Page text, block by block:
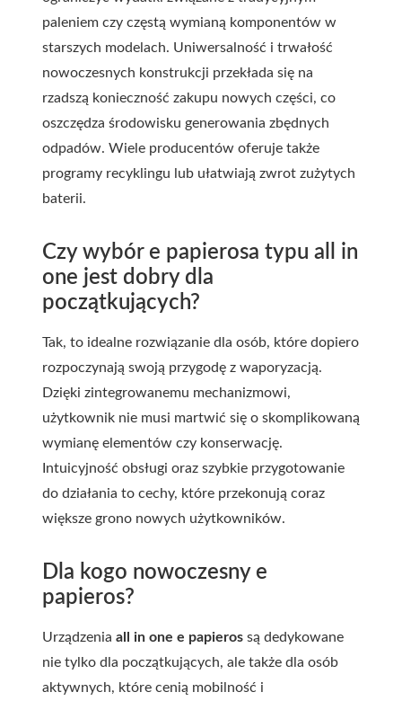
paleniem czy częstą wymianą komponentów w
starszych modelach. Uniwersalność i trwałość
nowoczesnych konstrukcji przekłada się na
rzadszą konieczność zakupu nowych części, co
oszczędza środowisku generowania zbędnych
odpadów. Wiele producentów oferuje także
programy recyklingu lub ułatwiają zwrot zużytych
baterii.
Czy wybór e papierosa typu all in
one jest dobry dla
początkujących?
Tak, to idealne rozwiązanie dla osób, które dopiero
rozpoczynają swoją przygodę z waporyzacją.
Dzięki zintegrowanemu mechanizmowi,
użytkownik nie musi martwić się o skomplikowaną
wymianę elementów czy konserwację.
Intuicyjność obsługi oraz szybkie przygotowanie
do działania to cechy, które przekonują coraz
większe grono nowych użytkowników.
Dla kogo nowoczesny e
papieros?
Urządzenia all in one e papieros są dedykowane
nie tylko dla początkujących, ale także dla osób
aktywnych, które cenią mobilność i